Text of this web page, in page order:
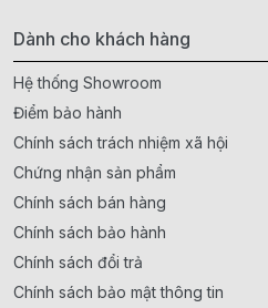
Dành cho khách hàng
Hệ thống Showroom
Điểm bảo hành
Chính sách trách nhiệm xã hội
Chứng nhận sản phẩm
Chính sách bán hàng
Chính sách bảo hành
Chính sách đổi trả
Chính sách bảo mật thông tin